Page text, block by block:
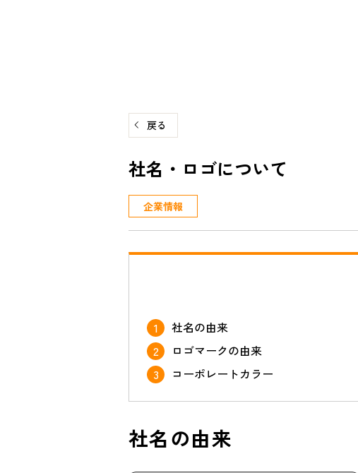
戻る
社名・ロゴについて
企業情報
社名の由来
ロゴマークの由来
コーポレートカラー
社名の由来